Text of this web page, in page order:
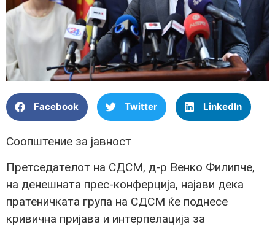
Facebook Twitter LinkedIn
Соопштение за јавност
Претседателот на СДСМ, д-р Венко Филипче,
на денешната прес-конферција, најави дека
пратеничката група на СДСМ ќе поднесе
кривична пријава и интерпелација за